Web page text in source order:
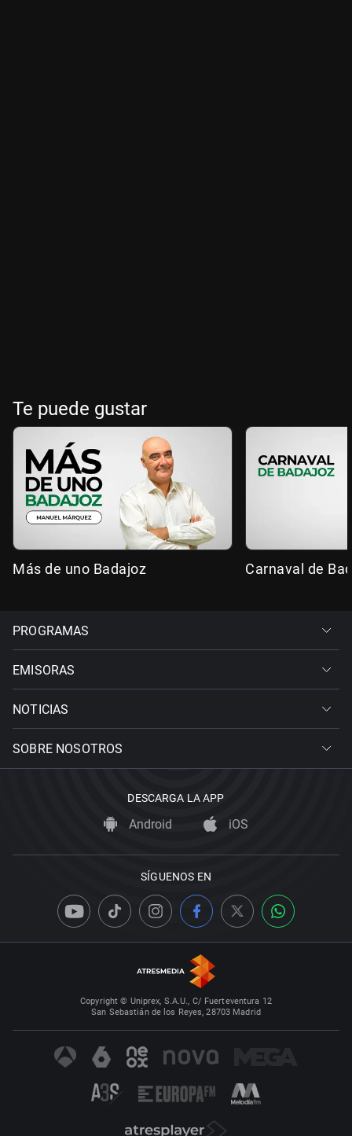
Te puede gustar
Más de uno Badajoz Carnaval de
PROGRAMAS
EMISORAS
NOTICIAS
SOBRE NOSOTROS
DESCARGA LA APP
Android iOS
SÍGUENOS EN
Copyright © Uniprex, S.A.U., C/ Fuerteventura 12
San Sebastián de los Reyes, 28703 Madrid